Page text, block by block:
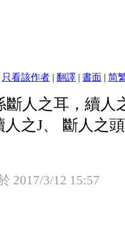
只看該作者 | 翻譯 | 書面 | 简
斷人之耳，續人
人之J、 斷人之
2017/3/12 15:57